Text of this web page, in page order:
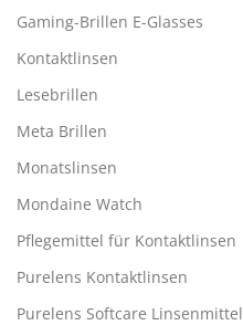
Gaming-Brillen E-Glasses
Kontaktlinsen
Lesebrillen
Meta Brillen
Monatslinsen
Mondaine Watch
Pflegemittel für Kontaktlinsen
Purelens Kontaktlinsen
Purelens Softcare Linsenmittel